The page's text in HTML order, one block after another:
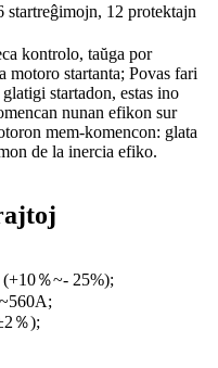
12 protektajn
kontrolo, taŭga por
motoro startanta; Povas fari
startadon, estas ino
nunan efikon sur
mem-komencon: glata
de la inercia efiko.
％~- 25%);
％);